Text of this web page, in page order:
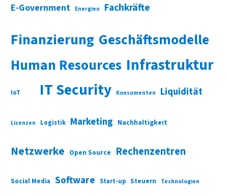
E-Government Energien Fachkräfte
Finanzierung Geschäftsmodelle
Human Resources Infrastruktur
IoT IT Security Konsumenten Liquidität
Lizenzen Logistik Marketing Nachhaltigkeit
Netzwerke Open Source Rechenzentren
Social Media Software Start-up Steuern Technologien